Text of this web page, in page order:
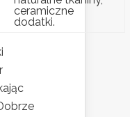
ceramiczne
dodatki.